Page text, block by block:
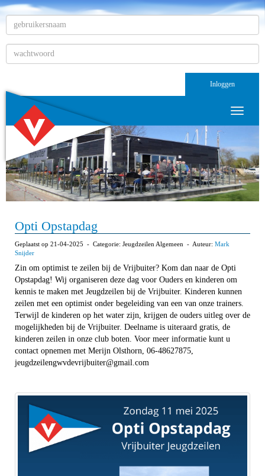
Inloggen
Toggle
Opti Opstapdag
Geplaatst op 21-04-2025 - Categorie: Jeugdzeilen Algemeen - Auteur: Mark
Snijder
Zin om optimist te zeilen bij de Vrijbuiter? Kom dan naar de Opti
Opstapdag! Wij organiseren deze dag voor Ouders en kinderen om
kennis te maken met Jeugdzeilen bij de Vrijbuiter. Kinderen kunnen
zeilen met een optimist onder begeleiding van een van onze trainers.
Terwijl de kinderen op het water zijn, krijgen de ouders uitleg over de
mogelijkheden bij de Vrijbuiter. Deelname is uiteraard gratis, de
kinderen zeilen in onze club boten. Voor meer informatie kunt u
contact opnemen met Merijn Olsthorn, 06-48627875,
jeugdzeilengwvdevrijbuiter@gmail.com